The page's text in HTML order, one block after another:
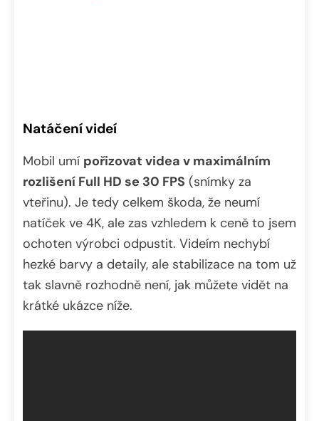
Natáčení videí
Mobil umí pořizovat videa v maximálním
rozlišení Full HD se 30 FPS (snímky za
vteřinu). Je tedy celkem škoda, že neumí
natíček ve 4K, ale zas vzhledem k ceně to jsem
ochoten výrobci odpustit. Videím nechybí
hezké barvy a detaily, ale stabilizace na tom už
tak slavně rozhodně není, jak můžete vidět na
krátké ukázce níže.